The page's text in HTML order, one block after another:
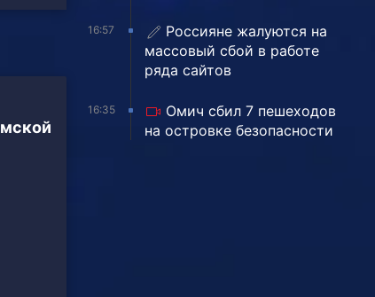
16:57
Россияне жалуются на
массовый сбой в работе
ряда сайтов
16:35
Омич сбил 7 пешеходов
на островке безопасности